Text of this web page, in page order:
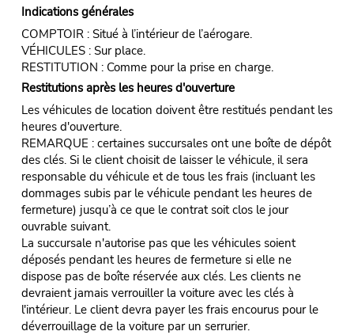
Indications générales
COMPTOIR : Situé à l’intérieur de l’aérogare.
VÉHICULES : Sur place.
RESTITUTION : Comme pour la prise en charge.
Restitutions après les heures d'ouverture
Les véhicules de location doivent être restitués pendant les
heures d'ouverture.
REMARQUE : certaines succursales ont une boîte de dépôt
des clés. Si le client choisit de laisser le véhicule, il sera
responsable du véhicule et de tous les frais (incluant les
dommages subis par le véhicule pendant les heures de
fermeture) jusqu’à ce que le contrat soit clos le jour
ouvrable suivant.
La succursale n'autorise pas que les véhicules soient
déposés pendant les heures de fermeture si elle ne
dispose pas de boîte réservée aux clés. Les clients ne
devraient jamais verrouiller la voiture avec les clés à
l'intérieur. Le client devra payer les frais encourus pour le
déverrouillage de la voiture par un serrurier.